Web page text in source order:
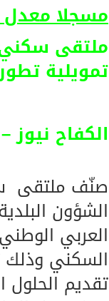
06/08/2026
مسجلا معدل تطور
تمويلية
الكفاح نيوز
الشؤون
العربي
السكني وذلك
تقديم الحلول